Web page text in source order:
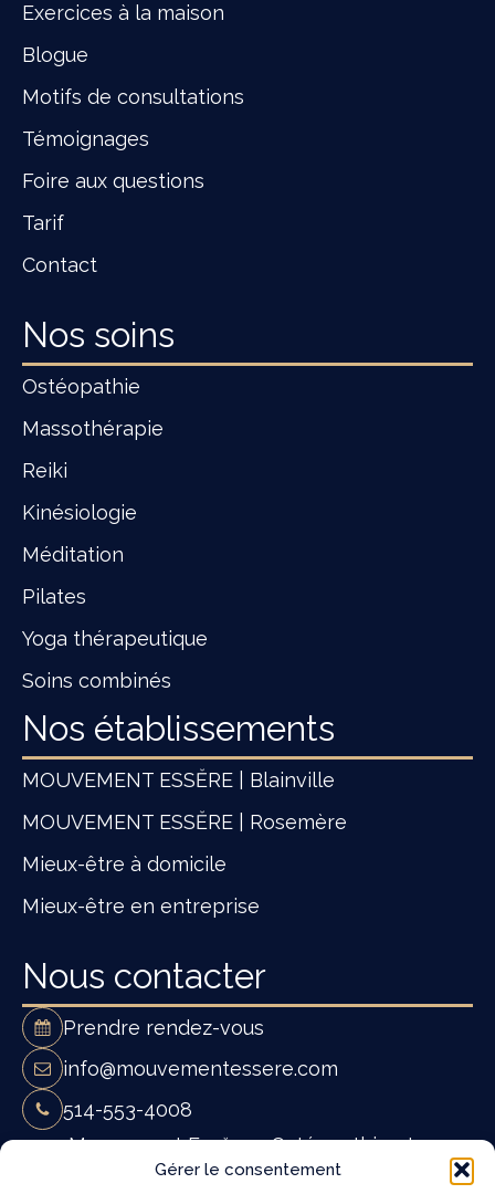
Gérer le consentement
Exercices à la maison
Blogue
Motifs de consultations
Témoignages
Foire aux questions
Tarif
Contact
Nos soins
Ostéopathie
Massothérapie
Reiki
Kinésiologie
Méditation
Pilates
Yoga thérapeutique
Soins combinés
Nos établissements
MOUVEMENT ESSĔRE | Blainville
MOUVEMENT ESSĔRE | Rosemère
Mieux-être à domicile
Mieux-être en entreprise
Nous contacter
Prendre rendez-vous
info@mouvementessere.com
514-553-4008
Mouvement Essĕre - Ostéopathie et
massothérapie à Blainville